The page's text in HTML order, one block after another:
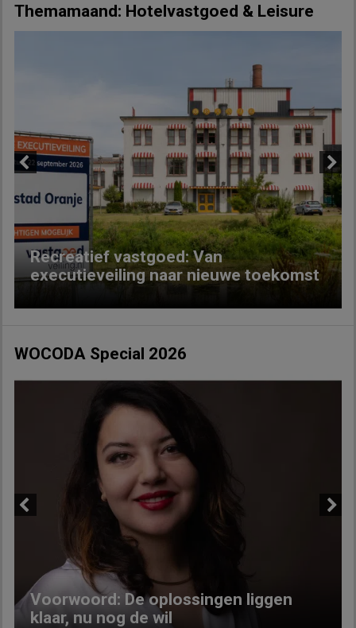
Themamaand: Hotelvastgoed & Leisure
Recreatief vastgoed: Van
executieveiling naar nieuwe toekomst
Next
WOCODA Special 2026
Voorwoord: De oplossingen liggen
klaar, nu nog de wil